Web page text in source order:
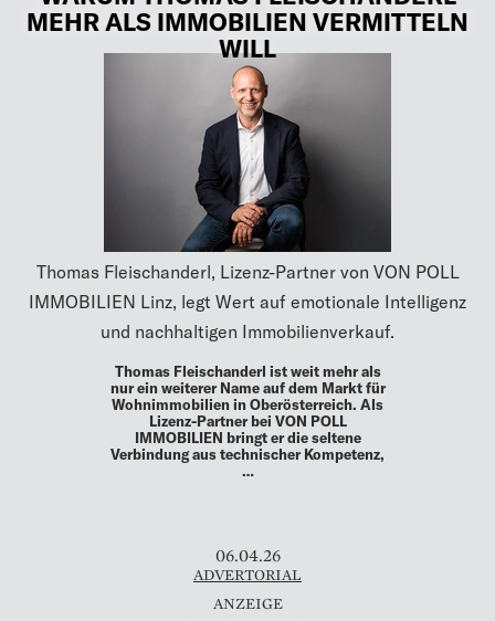
MEHR ALS IMMOBILIEN VERMITTELN
WILL
Thomas Fleischanderl, Lizenz-Partner von VON POLL
IMMOBILIEN Linz, legt Wert auf emotionale Intelligenz
und nachhaltigen Immobilienverkauf.
Thomas Fleischanderl ist weit mehr als
nur ein weiterer Name auf dem Markt für
Wohnimmobilien in Oberösterreich. Als
Lizenz-Partner bei VON POLL
IMMOBILIEN bringt er die seltene
Verbindung aus technischer Kompetenz,
…
06.04.26
ADVERTORIAL